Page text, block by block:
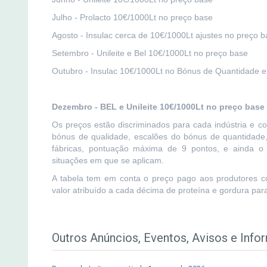
Julho - Prolacto 10€/1000Lt no preço base
Agosto - Insulac cerca de 10€/1000Lt ajustes no preço
Setembro - Unileite e Bel 10€/1000Lt no preço base
Outubro - Insulac 10€/1000Lt no Bónus de Quantidade
Dezembro - BEL e Unileite 10€/1000Lt no preço base
Os preços estão discriminados para cada indústria e
bónus de qualidade, escalões do bónus de
fábricas, pontuação máxima de 9 pontos, e ainda
situações em que se aplicam.
A tabela tem em conta o preço pago aos produtores
valor atribuído a cada décima de proteína e gordura
Outros Anúncios, Eventos, Avisos e